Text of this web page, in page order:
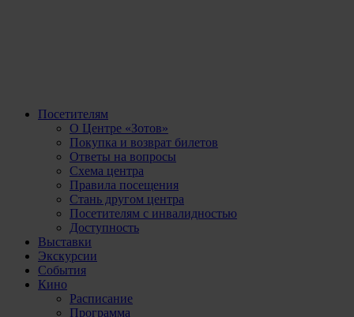
Посетителям
О Центре «Зотов»
Покупка и возврат билетов
Ответы на вопросы
Схема центра
Правила посещения
Стань другом центра
Посетителям с инвалидностью
Доступность
Выставки
Экскурсии
События
Кино
Расписание
Программа